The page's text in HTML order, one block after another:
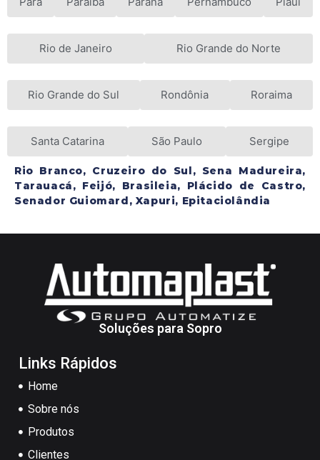
Rio de Janeiro Rio Grande do Norte
Rio Grande do Sul Rondônia Roraima
Santa Catarina São Paulo Sergipe
Rio Branco, Cruzeiro do Sul, Sena Madureira,
Tarauacá, Feijó, Brasileia, Plácido de Castro,
Senador Guiomard, Xapuri, Epitaciolândia
Soluções para Sopro
Links Rápidos
Home
Sobre nós
Produtos
Clientes